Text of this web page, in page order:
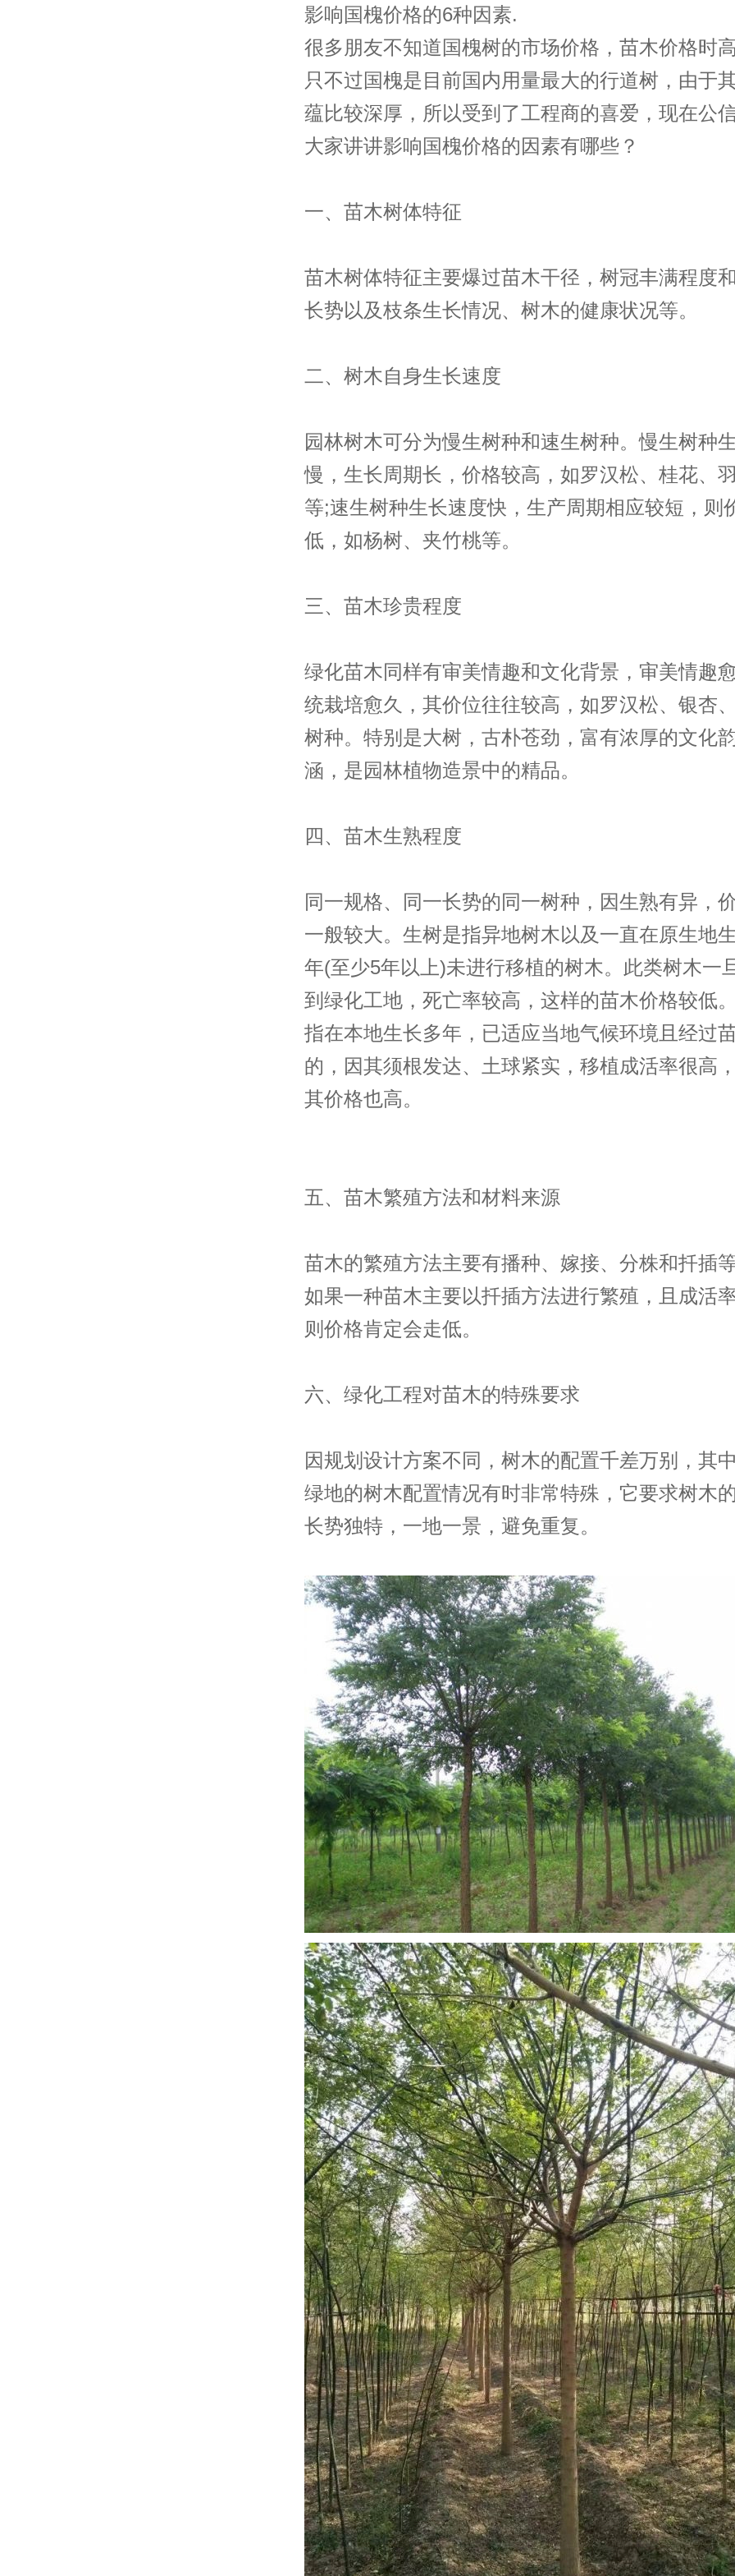
影响国槐价格的6种因素.
很多朋友不知道国槐树的市场价格，苗木价格时
只不过国槐是目前国内用量最大的行道树，由于
蕴比较深厚，所以受到了工程商的喜爱，现在公
大家讲讲影响国槐价格的因素有哪些？
一、苗木树体特征
苗木树体特征主要爆过苗木干径，树冠丰满程度
长势以及枝条生长情况、树木的健康状况等。
二、树木自身生长速度
园林树木可分为慢生树种和速生树种。慢生树种
慢，生长周期长，价格较高，如罗汉松、桂花、
等;速生树种生长速度快，生产周期相应较短，则
低，如杨树、夹竹桃等。
三、苗木珍贵程度
绿化苗木同样有审美情趣和文化背景，审美情趣
统栽培愈久，其价位往往较高，如罗汉松、银杏
树种。特别是大树，古朴苍劲，富有浓厚的文化
涵，是园林植物造景中的精品。
四 、苗木生熟程度
同一规格、同一长势的同一树种，因生熟有异，
一般较大。生树是指异地树木以及一直在原生地
年(至少5年以上)未进行移植的树木。此类树木一
到绿化工地，死亡率较高，这样的苗木价格较低
指在本地生长多年，已适应当地气候环境且经过
的，因其须根发达、土球紧实，移植成活率很高
其价格也高。
五、苗木繁殖方法和材料来源
苗木的繁殖方法主要有播种、嫁接、分株和扦插
如果一种苗木主要以扦插方法进行繁殖，且成活
则价格肯定会走低。
六、绿化工程对苗木的特殊要求
因规划设计方案不同，树木的配置千差万别，其
绿地的树木配置情况有时非常特殊，它要求树木
长势独特，一地一景，避免重复。